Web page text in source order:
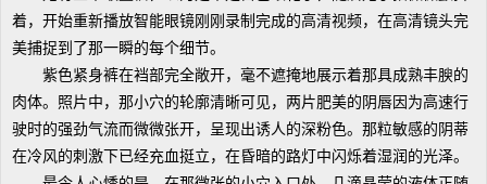
着，开始重新播放智能眼镜刚刚录制完成的高清视频，在高清镜头完
美捕捉到了那一瞬的每个细节。
紫色紧身裤在裆部完全敞开，毫不遮掩地展示着那具成熟丰腴的
肉体。照片中，那小穴的轮廓清晰可见，两片肥美的阴唇因为高速行
驶时的强劲气流而微微张开，呈现出诱人的深粉色。那粒敏感的阴蒂
在冷风的刺激下已经充血挺立，在昏暗的路灯中闪烁着湿润的光泽。